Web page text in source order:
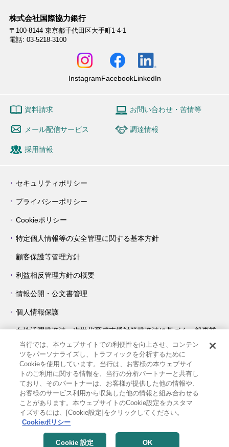
株式会社国際協力銀行
〒100-8144 東京都千代田区大手町1-4-1
電話: 03-5218-3100
InstagramFacebookLinkedIn
資料請求 お問い合わせ・苦情等
メール配信サービス 調達情報
採用情報
セキュリティポリシー
プライバシーポリシー
Cookieポリシー
特定個人情報等の安全管理に関する基本方針
顧客保護等管理方針
利益相反管理方針の概要
情報公開・公文書管理
個人情報保護
女性活躍推進法・次世代育成支援対策推進法に基づく一般事業
主行動計画について
障害を理由とする差別の解消の推進に関する対応要領
著作権・リンク等について
サイトの使い方
他機関へのリンク
当行では、本ウェブサイトでの利便性を向上させ、コンテン
ツをパーソナライズし、トラフィックを分析するために
Cookieを使用しています。当行は、お客様の本ウェブサイ
トのご利用に関する情報を、当行の分析パートナーと共有し
ており、そのパートナーは、お客様が提供した他の情報や、
お客様のサービス利用から収集した他の情報と組み合わせる
ことがあります。本ウェブサイトのCookie設定をカスタマ
イズするには、[Cookie設定]をクリックしてください。
Cookieポリシー
Cookie 設定 OK